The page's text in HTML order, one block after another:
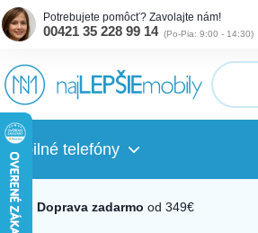
Potrebujete pomôcť? Zavolajte nám!
00421 35 228 99 14 (Po-Pia: 9:00 - 14:30)
Mobilné telefóny
Doprava zadarmo od 349€